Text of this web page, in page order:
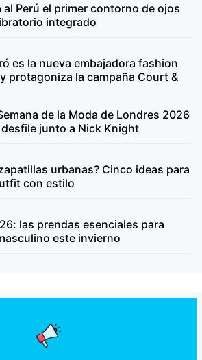
al Perú el primer contorno de ojos
integrado
es la nueva embajadora fashion
protagoniza la campaña Court &
de la Moda de Londres 2026
junto a Nick Knight
urbanas? Cinco ideas para
con estilo
las prendas esenciales para
este invierno